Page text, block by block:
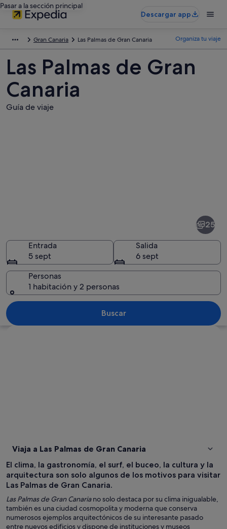
Pasar a la sección principal
Descargar app
Gran Canaria Las Palmas de Gran Canaria Organiza tu viaje
Las Palmas de Gran
Canaria
Guía de viaje
de
Gran
Canaria
Un patio con balcón de madera,
25
Entrada
5 sept
Salida
6 sept
Personas
1 habitación y 2 personas
Buscar
Viaja a Las Palmas de Gran Canaria
El clima, la gastronomía, el surf, el buceo, la cultura y la
arquitectura son solo algunos de los motivos para visitar
Las Palmas de Gran Canaria.
Las Palmas de Gran Canariano solo destaca por su clima inigualable,
también es una ciudad cosmopolita y moderna que conserva
numerosos ejemplos arquitectónicos de su interesante pasado
entre nuevos edificios y dispone de instituciones y museos